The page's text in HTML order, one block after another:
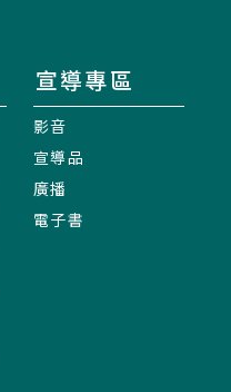
宣導專區
影音
宣導品
廣播
電子書